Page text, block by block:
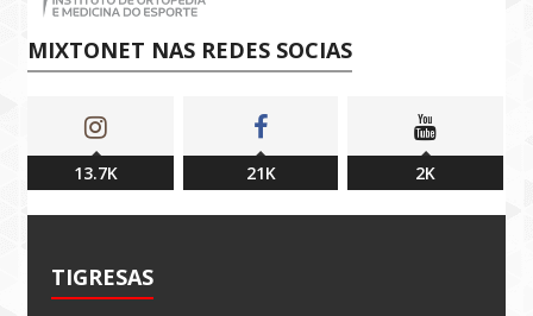
MIXTONET NAS REDES SOCIAS
13.7K 21K 2K
TIGRESAS